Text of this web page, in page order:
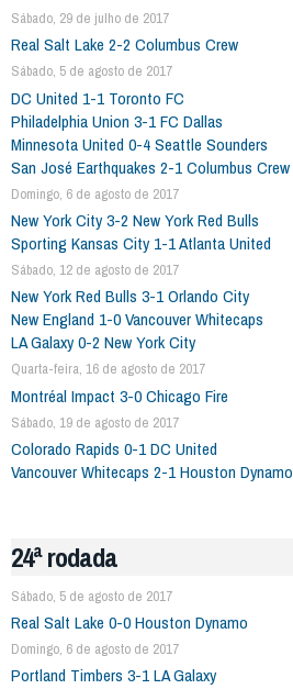
Sábado, 29 de julho de 2017
Real Salt Lake 2-2 Columbus Crew
Sábado, 5 de agosto de 2017
DC United 1-1 Toronto FC
Philadelphia Union 3-1 FC Dallas
Minnesota United 0-4 Seattle Sounders
San José Earthquakes 2-1 Columbus Crew
Domingo, 6 de agosto de 2017
New York City 3-2 New York Red Bulls
Sporting Kansas City 1-1 Atlanta United
Sábado, 12 de agosto de 2017
New York Red Bulls 3-1 Orlando City
New England 1-0 Vancouver Whitecaps
LA Galaxy 0-2 New York City
Quarta-feira, 16 de agosto de 2017
Montréal Impact 3-0 Chicago Fire
Sábado, 19 de agosto de 2017
Colorado Rapids 0-1 DC United
Vancouver Whitecaps 2-1 Houston Dynamo
24ª rodada
Sábado, 5 de agosto de 2017
Real Salt Lake 0-0 Houston Dynamo
Domingo, 6 de agosto de 2017
Portland Timbers 3-1 LA Galaxy